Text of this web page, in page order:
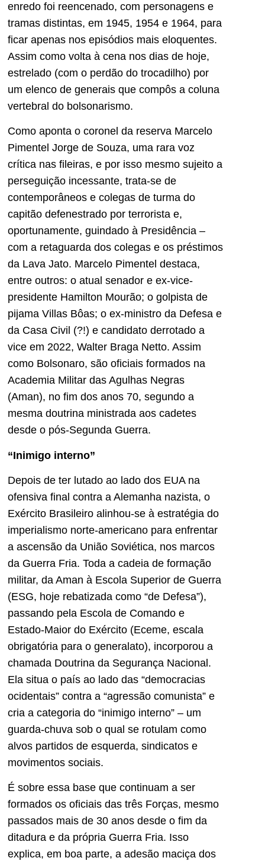
enredo foi reencenado, com personagens e
tramas distintas, em 1945, 1954 e 1964, para
ficar apenas nos episódios mais eloquentes.
Assim como volta à cena nos dias de hoje,
estrelado (com o perdão do trocadilho) por
um elenco de generais que compôs a coluna
vertebral do bolsonarismo.
Como aponta o coronel da reserva Marcelo
Pimentel Jorge de Souza, uma rara voz
crítica nas fileiras, e por isso mesmo sujeito a
perseguição incessante, trata-se de
contemporâneos e colegas de turma do
capitão defenestrado por terrorista e,
oportunamente, guindado à Presidência –
com a retaguarda dos colegas e os préstimos
da Lava Jato. Marcelo Pimentel destaca,
entre outros: o atual senador e ex-vice-
presidente Hamilton Mourão; o golpista de
pijama Villas Bôas; o ex-ministro da Defesa e
da Casa Civil (?!) e candidato derrotado a
vice em 2022, Walter Braga Netto. Assim
como Bolsonaro, são oficiais formados na
Academia Militar das Agulhas Negras
(Aman), no fim dos anos 70, segundo a
mesma doutrina ministrada aos cadetes
desde o pós-Segunda Guerra.
“Inimigo interno”
Depois de ter lutado ao lado dos EUA na
ofensiva final contra a Alemanha nazista, o
Exército Brasileiro alinhou-se à estratégia do
imperialismo norte-americano para enfrentar
a ascensão da União Soviética, nos marcos
da Guerra Fria. Toda a cadeia de formação
militar, da Aman à Escola Superior de Guerra
(ESG, hoje rebatizada como “de Defesa”),
passando pela Escola de Comando e
Estado-Maior do Exército (Eceme, escala
obrigatória para o generalato), incorporou a
chamada Doutrina da Segurança Nacional.
Ela situa o país ao lado das “democracias
ocidentais” contra a “agressão comunista” e
cria a categoria do “inimigo interno” – um
guarda-chuva sob o qual se rotulam como
alvos partidos de esquerda, sindicatos e
movimentos sociais.
É sobre essa base que continuam a ser
formados os oficiais das três Forças, mesmo
passados mais de 30 anos desde o fim da
ditadura e da própria Guerra Fria. Isso
explica, em boa parte, a adesão maciça dos